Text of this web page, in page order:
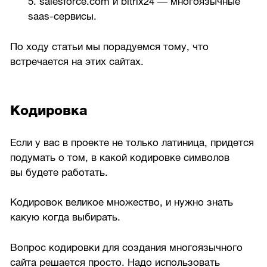
saas-сервисы.
По ходу статьи мы порадуемся тому, что
встречается на этих сайтах.
Кодировка
Если у вас в проекте не только латиница, придется
подумать о том, в какой кодировке символов
вы будете работать.
Кодировок великое множество, и нужно знать
какую когда выбирать.
Вопрос кодировки для создания многоязычного
сайта решается просто. Надо использовать